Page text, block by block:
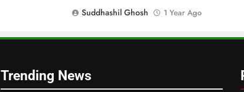
Suddhashil Ghosh
1 Year Ago
Trending News